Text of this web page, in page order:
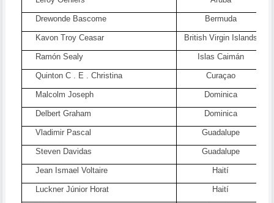
Drewonde Bascome Bermuda
Kavon Troy Ceasar British Virgin Islands
Ramón Sealy Islas Caimán
Quinton C . E . Christina Curaçao
Malcolm Joseph Dominica
Delbert Graham Dominica
Vladimir Pascal Guadalupe
Steven Davidas Guadalupe
Jean Ismael Voltaire Haití
Luckner Júnior Horat Haití